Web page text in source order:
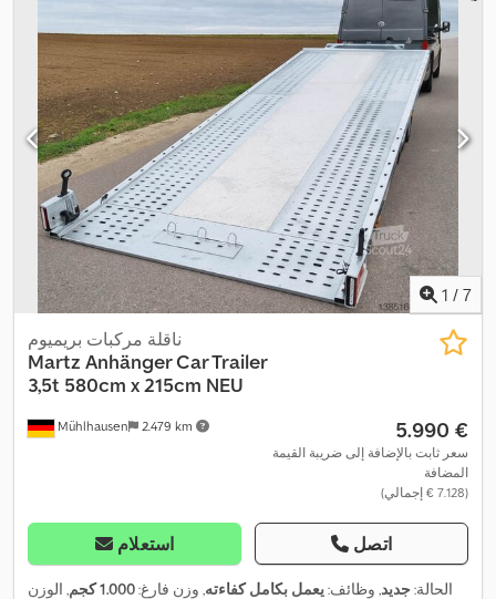
2018 , معدات:
أدبلو, تكييف الهواء, تنظيم النوافذ الكهربائي, ثلاجة, سخان
التدفئة أثناء التوقف, قفل التروس التفاضلية, قفل مركزي, مثبت
السرعة, نظام التحكم في الجر, نظام الفرامل المانعة للانغلاق (ABS)
1 / 7
Mühlhausen 2.479 km
ناقلة مركبات بريميوم
Martz Anhänger Car Trailer
3,5t 580cm x 215cm NEU
‏5.990 €
سعر ثابت بالإضافة إلى ضريبة القيمة
المضافة
(‏7.128 € إجمالي)
استعلام اتصل
الحالة:جديد, وظائف:يعمل بكامل كفاءته, وزن فارغ:1.000 كجم
, الوزن